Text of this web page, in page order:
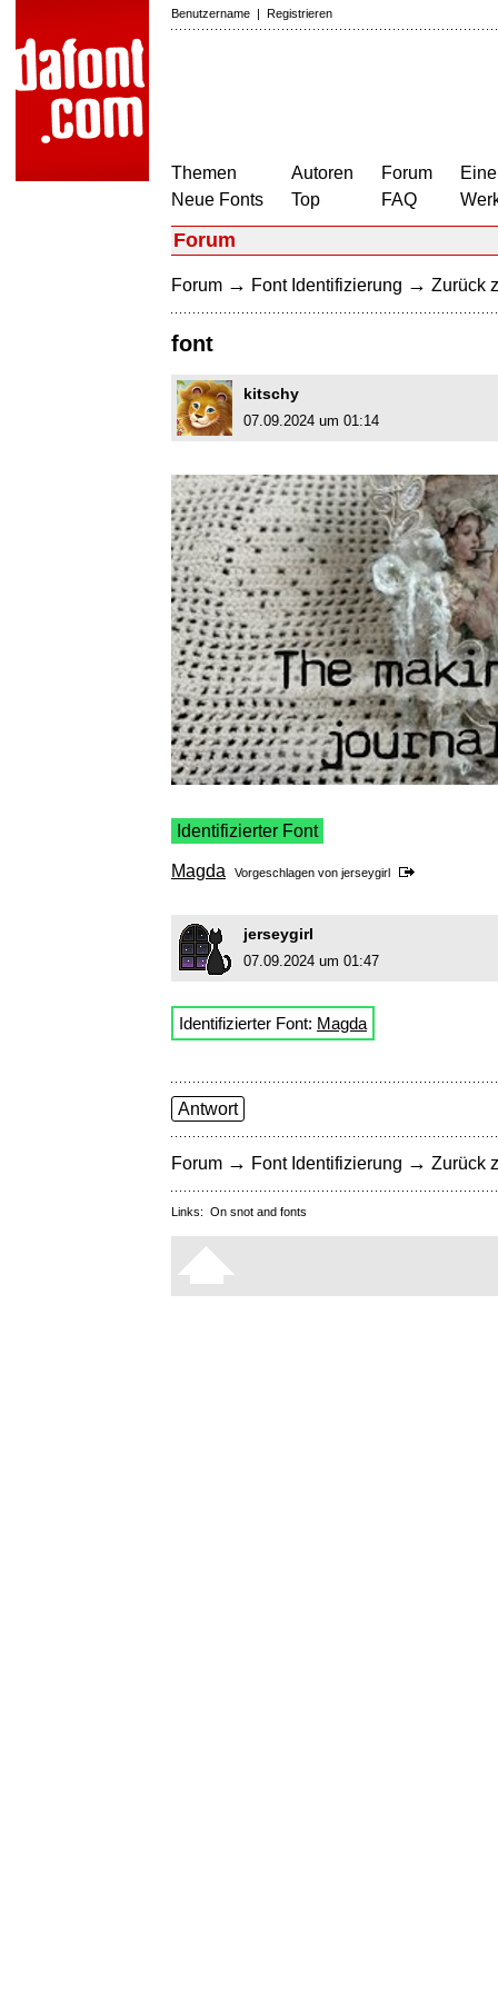
Benutzername | Registrieren
Themen
Neue Fonts
Autoren
Top
Forum
FAQ
Forum
Forum → Font Identifizierung → Zurück
font
kitschy
07.09.2024 um 01:14
Identifizierter Font
Magda Vorgeschlagen von jerseygirl
jerseygirl
07.09.2024 um 01:47
Identifizierter Font: Magda
Antwort
Forum → Font Identifizierung → Zurück
Links: On snot and fonts